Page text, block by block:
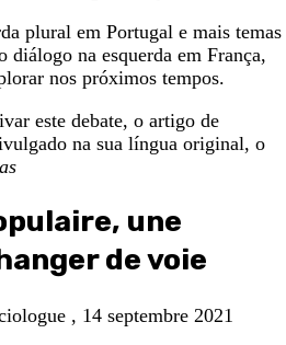
plural em Portugal e mais temas
diálogo na esquerda em França,
nos próximos tempos.
este debate, o artigo de
na sua língua original, o
une
de voie
, 14 septembre 2021